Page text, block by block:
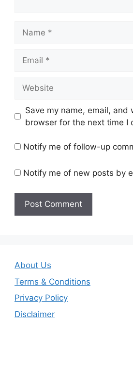
Save my name, email, and
browser for the next time I
Notify me of follow-up
Notify me of new posts by
About Us
Terms & Conditions
Privacy Policy
Disclaimer